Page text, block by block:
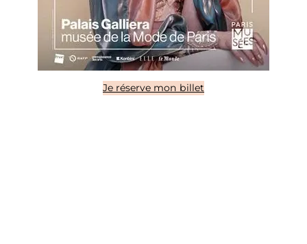
Je réserve mon billet